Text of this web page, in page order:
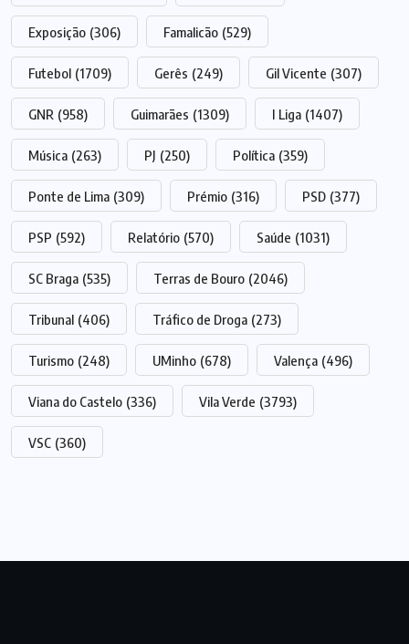
Exposição (306) Famalicão (529)
Futebol (1709) Gerês (249) Gil Vicente (307)
GNR (958) Guimarães (1309) I Liga (1407)
Música (263) PJ (250) Política (359)
Ponte de Lima (309) Prémio (316) PSD (377)
PSP (592) Relatório (570) Saúde (1031)
SC Braga (535) Terras de Bouro (2046)
Tribunal (406) Tráfico de Droga (273)
Turismo (248) UMinho (678) Valença (496)
Viana do Castelo (336) Vila Verde (3793)
VSC (360)